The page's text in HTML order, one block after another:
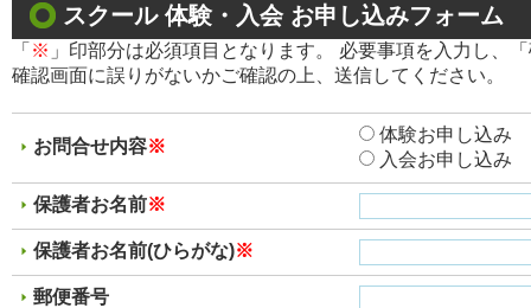
スクール 体験・入会 お申し込みフォーム
「 ※ 」印部分は必須項目となります。 必要事項を入力し、
確認画面に誤りがないかご確認の上、送信してください。
お問合せ内容※
体験お申し込み
入会お申し込み
保護者お名前※
保護者お名前(ひらがな)※
郵便番号